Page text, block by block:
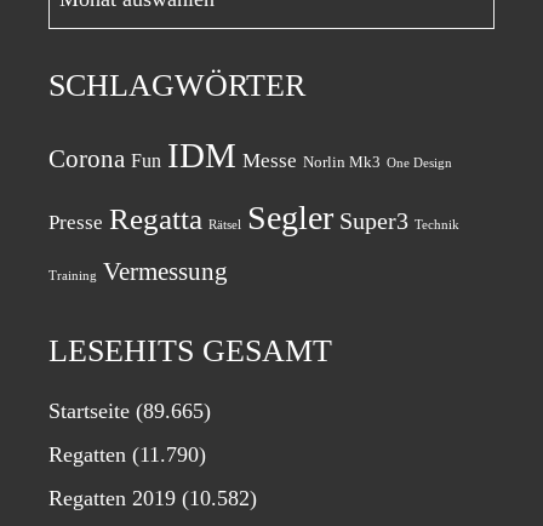
monatlich
SCHLAGWÖRTER
Corona Fun IDM Messe Norlin Mk3 One Design
Presse Regatta Rätsel Segler Super3 Technik
Training Vermessung
LESEHITS GESAMT
Startseite (89.665)
Regatten (11.790)
Regatten 2019 (10.582)